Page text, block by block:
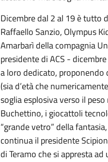
Dicembre dal 2 al 19 è tutto
Raffaello Sanzio, Olympus
Amarbarì della compagnia
presidente di ACS -
a loro dedicato, proponendo
(sia d’età che
soglia esplosiva verso il
Buchettino, i giocattoli
“grande vetro” della
continua il presidente
di Teramo che si appresta